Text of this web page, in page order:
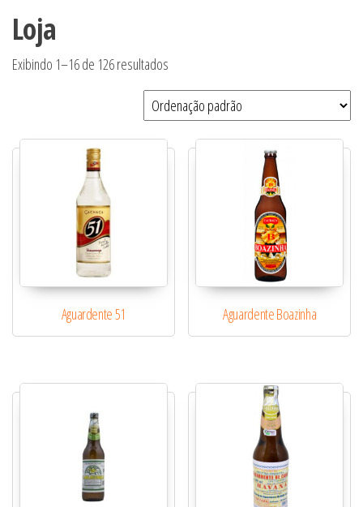
Loja
Exibindo 1–16 de 126 resultados
Aguardente 51 Aguardente Boazinha